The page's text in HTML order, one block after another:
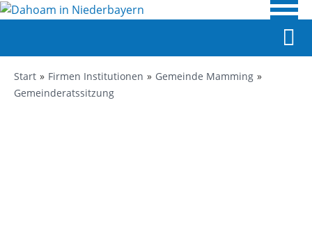
Start Firmen Institutionen
Gemeinde Mamming
Gemeinderatssitzung